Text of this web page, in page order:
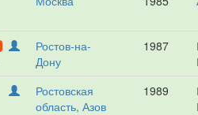
Ростов-на-
Дону
1987
Ростовская
область, Азов
1989